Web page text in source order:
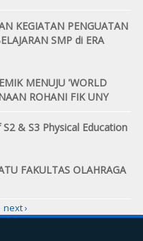
KEGIATAN PENGUATAN
SMP di ERA
MENUJU 'WORLD
ROHANI FIK UNY
& S3 Physical Education
FAKULTAS OLAHRAGA
next ›